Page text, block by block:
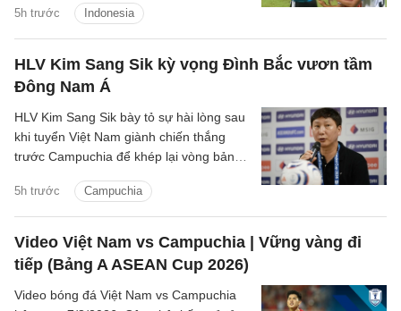
5h trước Indonesia
HLV Kim Sang Sik kỳ vọng Đình Bắc vươn tầm
Đông Nam Á
5h trước Campuchia
HLV Kim Sang Sik bày tỏ sự hài lòng sau
khi tuyển Việt Nam giành chiến thắng
trước Campuchia để khép lại vòng bảng
đồng thời dành nhiều lời khen cho
Nguyễn Đình Bắc.
Video Việt Nam vs Campuchia | Vững vàng đi
tiếp (Bảng A ASEAN Cup 2026)
Video bóng đá Việt Nam vs Campuchia